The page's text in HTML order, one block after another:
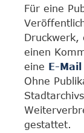
Für eine
Druckwerk,
einen
eine E-Mail
Ohne
gestattet.